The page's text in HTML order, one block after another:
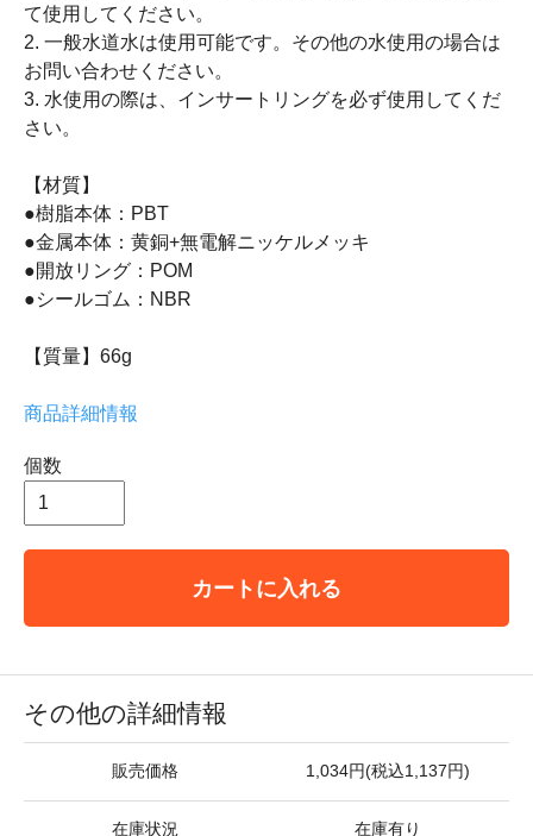
て使用してください。
2. 一般水道水は使用可能です。その他の水使用の場合は
お問い合わせください。
3. 水使用の際は、インサートリングを必ず使用してくだ
さい。
【材質】
●樹脂本体：PBT
●金属本体：黄銅+無電解ニッケルメッキ
●開放リング：POM
●シールゴム：NBR
【質量】66g
商品詳細情報
個数
カートに入れる
その他の詳細情報
販売価格 1,034円(税込1,137円)
在庫状況 在庫有り